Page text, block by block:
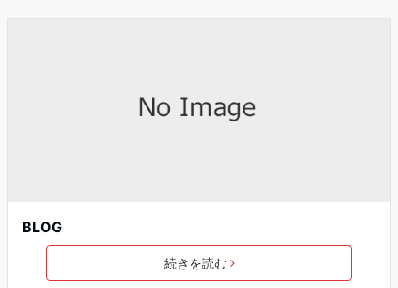
BLOG
続きを読む